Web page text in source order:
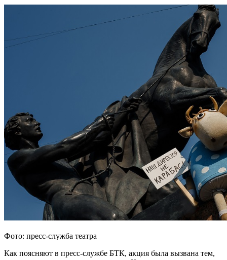
Фото: пресс-служба театра
Как поясняют в пресс-службе БТК, акция была вызвана тем,